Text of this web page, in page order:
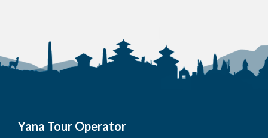
Yana Tour Operator